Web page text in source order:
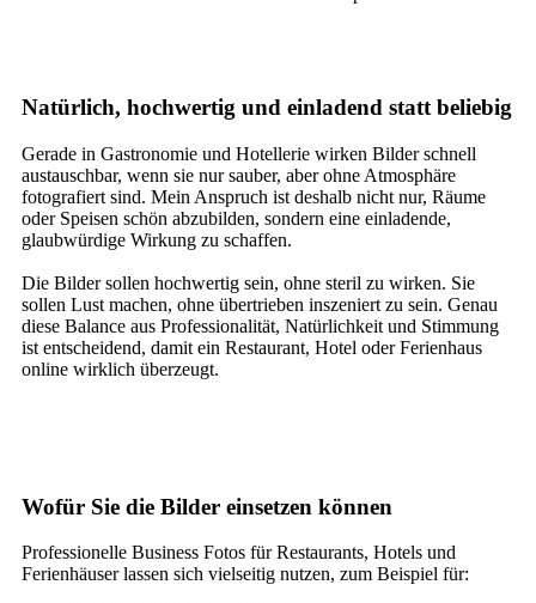
Natürlich, hochwertig und einladend statt beliebig
Gerade in Gastronomie und Hotellerie wirken Bilder schnell
austauschbar, wenn sie nur sauber, aber ohne Atmosphäre
fotografiert sind. Mein Anspruch ist deshalb nicht nur, Räume
oder Speisen schön abzubilden, sondern eine einladende,
glaubwürdige Wirkung zu schaffen.
Die Bilder sollen hochwertig sein, ohne steril zu wirken. Sie
sollen Lust machen, ohne übertrieben inszeniert zu sein. Genau
diese Balance aus Professionalität, Natürlichkeit und Stimmung
ist entscheidend, damit ein Restaurant, Hotel oder Ferienhaus
online wirklich überzeugt.
Wofür Sie die Bilder einsetzen können
Professionelle Business Fotos für Restaurants, Hotels und
Ferienhäuser lassen sich vielseitig nutzen, zum Beispiel für: